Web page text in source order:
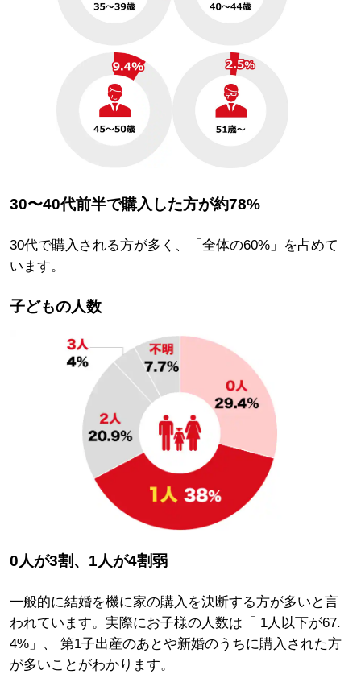
30〜40代前半で購入した方が約78%
30代で購入される方が多く、「全体の60%」を占めて
います。
子どもの人数
0人が3割、 1人が4割弱
一般的に結婚を機に家の購入を決断する方が多いと言
われています。実際にお子様の人数は「 1人以下が67.
4%」、 第1子出産のあとや新婚のうちに購入された方
が多いことがわかります。